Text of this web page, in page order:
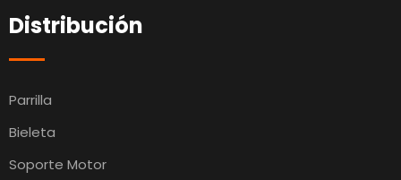
Distribución
Parrilla
Bieleta
Soporte Motor